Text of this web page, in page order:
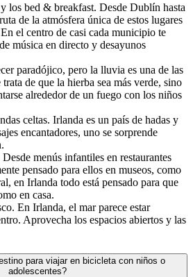
los bed & breakfast. Desde Dublín hasta
de la atmósfera única de estos lugares
el centro de casi cada municipio te
música en directo y desayunos
paradójico, pero la lluvia es una de las
de que la hierba sea más verde, sino
alrededor de un fuego con los niños
celtas. Irlanda es un país de hadas y
encantadores, uno se sorprende
menús infantiles en restaurantes
pensado para ellos en museos, como
en Irlanda todo está pensado para que
en casa.
En Irlanda, el mar parece estar
Aprovecha los espacios abiertos y las
para viajar en bicicleta con niños o
adolescentes?